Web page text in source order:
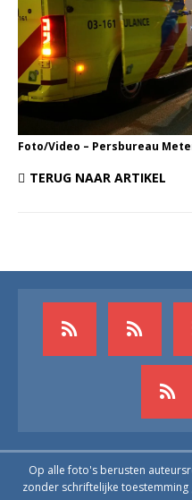
Foto/Video – Persbureau
TERUG NAAR ARTIKEL
Op alle foto's berusten
zonder schriftelijke